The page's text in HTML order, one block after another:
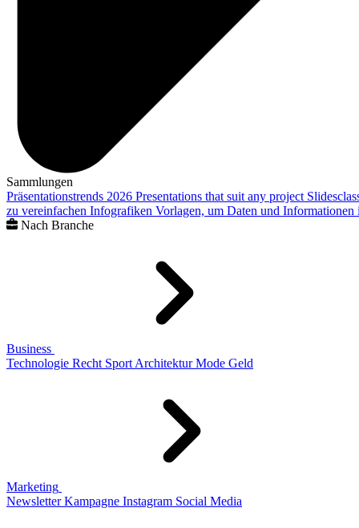
Sammlungen
Präsentationstrends 2026 Presentations that suit any project
zu vereinfachen Infografiken Vorlagen, um Daten und
Nach Branche
Business
Technologie Recht Sport Architektur Mode Geld
Marketing
Newsletter Kampagne Instagram Social Media